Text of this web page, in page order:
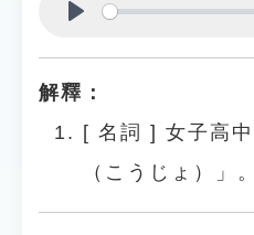
遊戲專區
貓頭鷹博士
解釋：
[ 名詞 ] 女子高
（こうじょ）」。